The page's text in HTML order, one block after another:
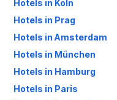
Hotels in Köln
Hotels in Prag
Hotels in Amsterdam
Hotels in München
Hotels in Hamburg
Hotels in Paris